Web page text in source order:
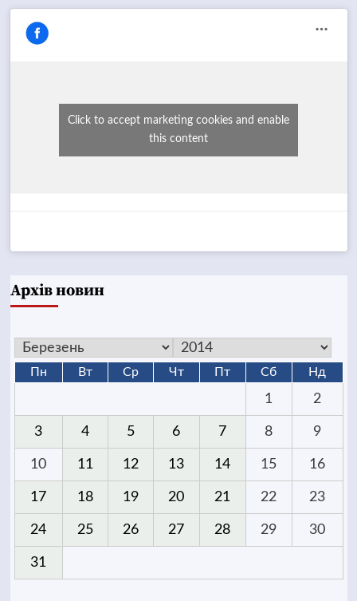
Click to accept marketing cookies and enable
this content
Архів новин
Пн Вт Ср Чт Пт Сб Нд
1 2
3 4 5 6 7 8 9
10 11 12 13 14 15 16
17 18 19 20 21 22 23
24 25 26 27 28 29 30
31